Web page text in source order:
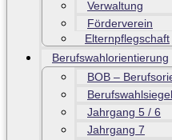
Verwaltung
Förderverein
Elternpflegschaft
Berufswahlorientierung
BOB –
Berufswahlsiegel
Jahrgang 5 / 6
Jahrgang 7